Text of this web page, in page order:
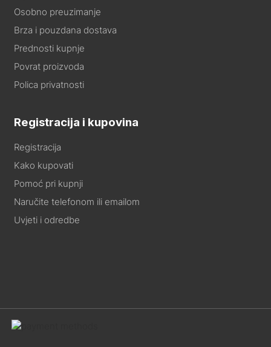
Osobno preuzimanje
Brza i pouzdana dostava
Prednosti kupnje
Povrat proizvoda
Polica privatnosti
Registracija i kupovina
Registracija
Kako kupovati
Pomoć pri kupnji
Naručite telefonom ili emailom
Uvjeti i odredbe